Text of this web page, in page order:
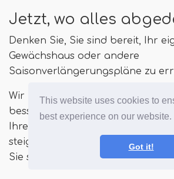
This website uses cookies to
best experience on our website.
Got it!
Jetzt, wo alles
Denken Sie, Sie sind bereit, Ihr
Gewächshaus oder andere
Saisonverlängerungspläne zu
Wir hoffen, dass Sie es sind! Es
besseren Weg, um die
Ihres Gartens oder des
steigern, als buchstäblich zu
Sie sie anbauen können.